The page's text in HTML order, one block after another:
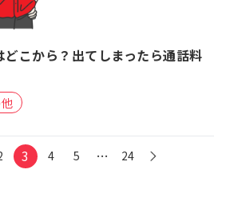
こから？出てしまったら通話料
3 4 5 … 24